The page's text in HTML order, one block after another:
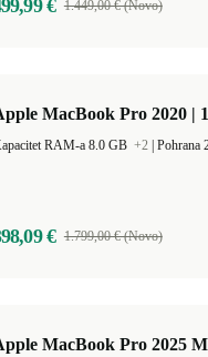
€ 1.449,00 € (Novo)
MacBook Pro 2020 |
RAM-a 8.0 GB +2 Pohrana
€ 1.799,00 € (Novo)
MacBook Pro 2025